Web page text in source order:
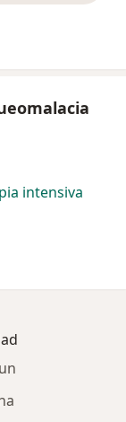
intensiva